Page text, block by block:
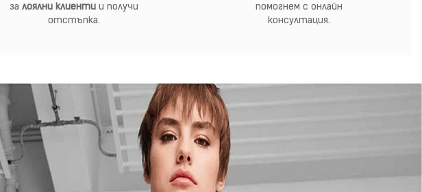
залоялни клиенти и получи
отстъпка.
помогнем с онлайн
консултация.